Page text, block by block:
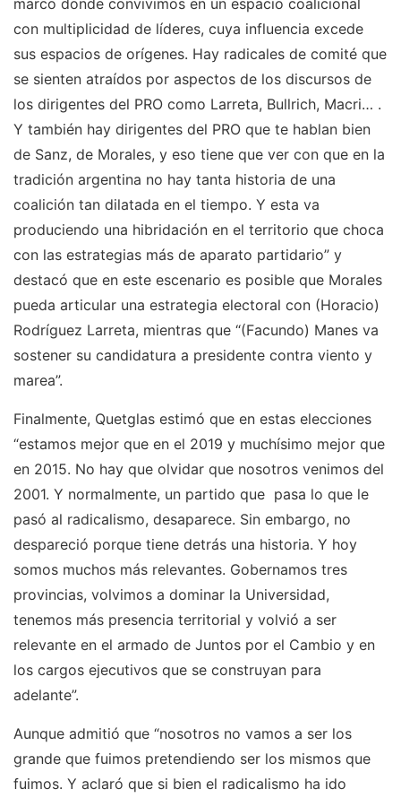
con multiplicidad de líderes, cuya influencia excede
sus espacios de orígenes. Hay radicales de comité que
se sienten atraídos por aspectos de los discursos de
los dirigentes del PRO como Larreta, Bullrich, Macri… .
Y también hay dirigentes del PRO que te hablan bien
de Sanz, de Morales, y eso tiene que ver con que en la
tradición argentina no hay tanta historia de una
coalición tan dilatada en el tiempo. Y esta va
produciendo una hibridación en el territorio que choca
con las estrategias más de aparato partidario” y
destacó que en este escenario es posible que Morales
pueda articular una estrategia electoral con (Horacio)
Rodríguez Larreta, mientras que “(Facundo) Manes va
sostener su candidatura a presidente contra viento y
marea”.
Finalmente, Quetglas estimó que en estas elecciones
“estamos mejor que en el 2019 y muchísimo mejor que
en 2015. No hay que olvidar que nosotros venimos del
2001. Y normalmente, un partido que pasa lo que le
pasó al radicalismo, desaparece. Sin embargo, no
despareció porque tiene detrás una historia. Y hoy
somos muchos más relevantes. Gobernamos tres
provincias, volvimos a dominar la Universidad,
tenemos más presencia territorial y volvió a ser
relevante en el armado de Juntos por el Cambio y en
los cargos ejecutivos que se construyan para
adelante”.
Aunque admitió que “nosotros no vamos a ser los
grande que fuimos pretendiendo ser los mismos que
fuimos. Y aclaró que si bien el radicalismo ha ido